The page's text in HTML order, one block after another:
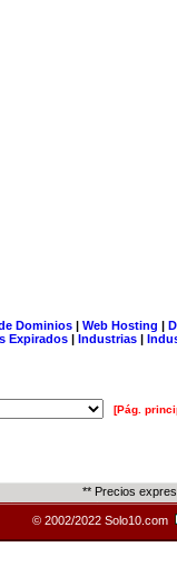
Dominios| Web Hosting |
Expirados | Industrias |
[Pág.
** Precios
© 2002/2022 Solo10.com